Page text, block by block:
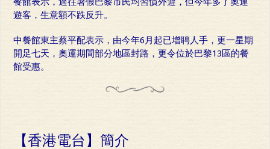
遊客，生意額不跌反升。
中餐館東主蔡平配表示，由今年6月起已增聘人手，更一星期
開足七天，奧運期間部分地區封路，更令位於巴黎13區的餐
館受惠。
【香港電台】簡介